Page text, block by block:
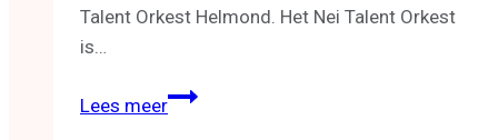
Talent Orkest Helmond. Het Nei Talent Orkest
is…
Lees meerHet